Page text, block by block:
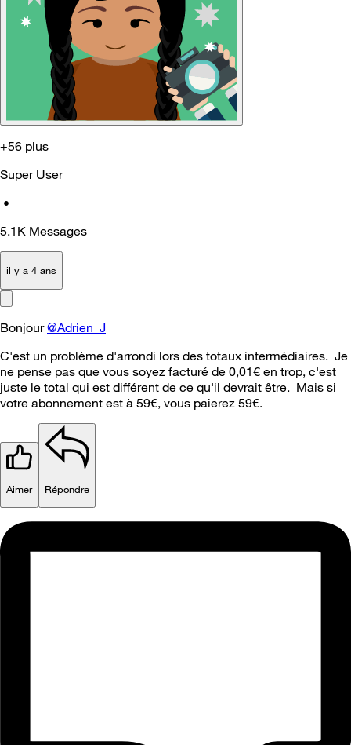
+56 plus
Super User
•
5.1K Messages
il y a 4 ans
Bonjour@Adrien_J
C'est un problème d'arrondi lors des totaux intermédiaires. Je
ne pense pas que vous soyez facturé de 0,01€ en trop, c'est
juste le total qui est différent de ce qu'il devrait être. Mais si
votre abonnement est à 59€, vous paierez 59€.
Aimer Répondre